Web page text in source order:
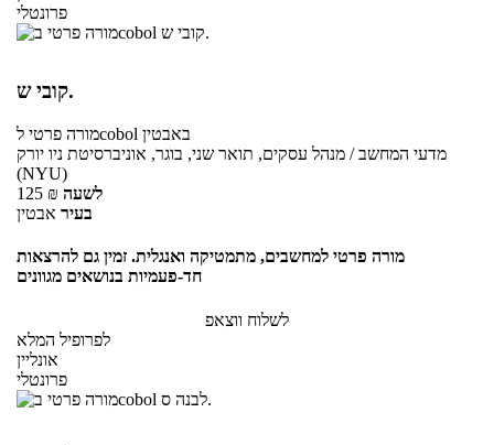
פרונטלי
קובי ש.
מורה פרטילcobol באבטין
מדעי המחשב / מנהל עסקים, תואר שני, בוגר, אוניברסיטת ניו יורק
(NYU)
125 ₪ לשעה
בעיר אבטין
מורה פרטי למחשבים, מתמטיקה ואנגלית. זמין גם להרצאות
חד-פעמיות בנושאים מגוונים
לשלוח ווצאפ
לפרופיל המלא
אונליין
פרונטלי